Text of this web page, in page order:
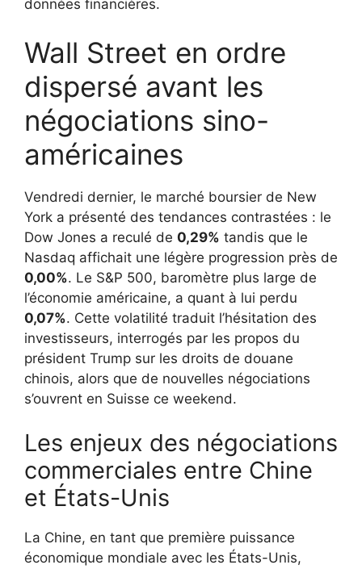
données financières.
Wall Street en ordre
dispersé avant les
négociations sino-
américaines
Vendredi dernier, le marché boursier de New
York a présenté des tendances contrastées : le
Dow Jones a reculé de 0,29% tandis que le
Nasdaq affichait une légère progression près de
0,00%. Le S&P 500, baromètre plus large de
l’économie américaine, a quant à lui perdu
0,07%. Cette volatilité traduit l’hésitation des
investisseurs, interrogés par les propos du
président Trump sur les droits de douane
chinois, alors que de nouvelles négociations
s’ouvrent en Suisse ce weekend.
Les enjeux des négociations
commerciales entre Chine
et États-Unis
La Chine, en tant que première puissance
économique mondiale avec les États-Unis,